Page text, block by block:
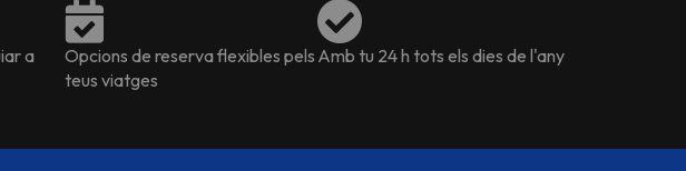
a
Opcions de reserva flexibles pels
teus viatges
Amb tu 24 h tots els dies de l'any